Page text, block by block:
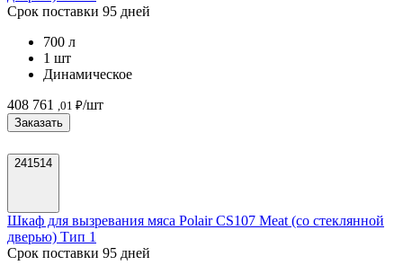
Срок поставки 95 дней
700 л
1 шт
Динамическое
408 761
,01 ₽/шт
Заказать
241514
Шкаф для вызревания мяса Polair CS107 Meat (со стеклянной
дверью) Тип 1
Срок поставки 95 дней